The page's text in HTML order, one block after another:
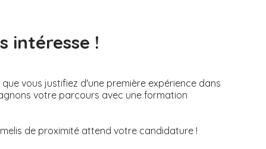
intéresse !
vous justifiez d'une première expérience dans
votre parcours avec une formation
de proximité attend votre candidature !